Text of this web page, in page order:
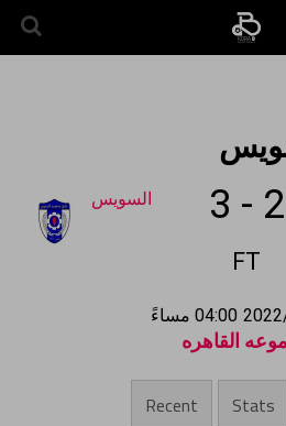
2
-
3
FT
السويس
04:00 مساءً
القاهره
Stats
Recent